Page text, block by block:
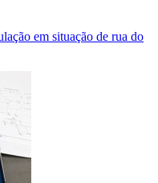
em situação de rua do